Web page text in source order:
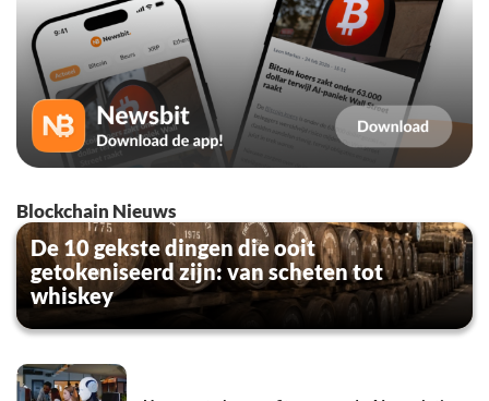
Blockchain Nieuws
De 10 gekste dingen die ooit
getokeniseerd zijn: van scheten tot
whiskey